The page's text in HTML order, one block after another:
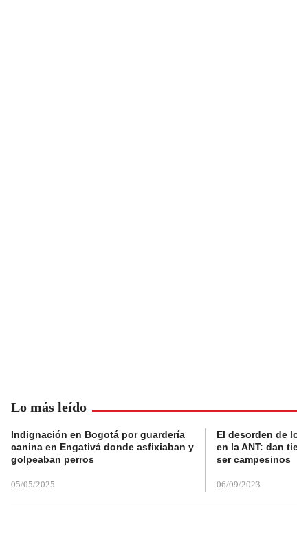
Lo más leído
Indignación en Bogotá por guardería
canina en Engativá donde asfixiaban y
golpeaban perros
05/05/2025
El desorden de
en la ANT: dan
ser campesinos
06/09/2023